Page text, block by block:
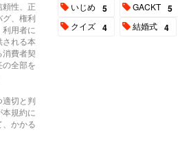
頼性、正
、権利
利用者に
される本
消費者契
の全部を
切と判
本規約に
、かかる
いじめ 5 GACKT 5
クイズ 4 結婚式 4